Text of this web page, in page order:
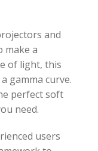
and
make a
of light, this
gamma curve.
perfect soft
need.
users